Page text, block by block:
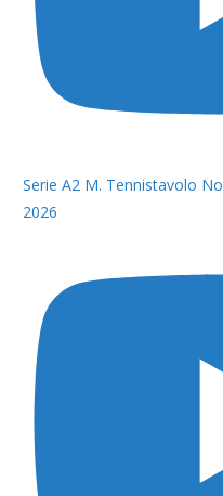
Serie A2 M. Tennistavolo
2026